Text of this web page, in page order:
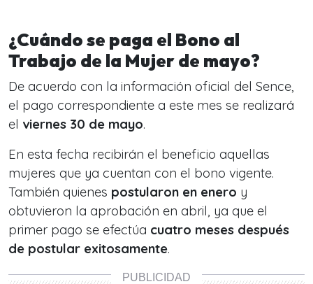
¿Cuándo se paga el Bono al
Trabajo de la Mujer de mayo?
De acuerdo con la información oficial del Sence,
el pago correspondiente a este mes se realizará
el viernes 30 de mayo.
En esta fecha recibirán el beneficio aquellas
mujeres que ya cuentan con el bono vigente.
También quienes postularon en enero y
obtuvieron la aprobación en abril, ya que el
primer pago se efectúa cuatro meses después
de postular exitosamente.